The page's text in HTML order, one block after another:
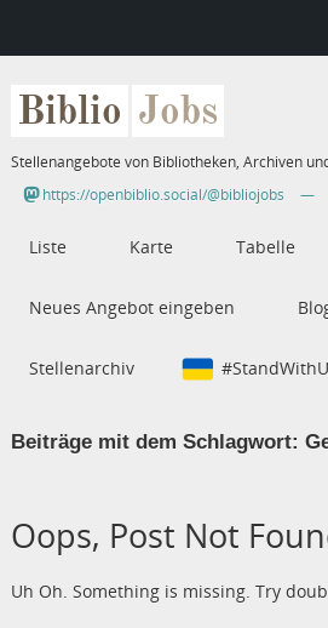
Biblio Jobs
Stellenangebote von Bibliotheken, Archiven
https://openbiblio.social/@bibliojobs
—
Liste Karte Tabelle
Neues Angebot eingeben
Stellenarchiv
Beiträge mit dem Schlagwort:
Oops, Post Not
Uh Oh. Something is missing. Try